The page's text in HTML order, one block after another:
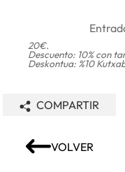
20€.
Descuento: 10% con
Deskontua: %10
VOLVER
COMPARTIR